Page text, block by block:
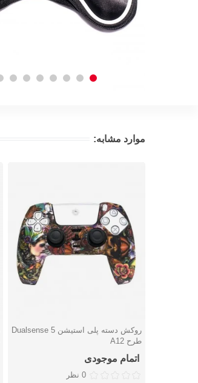
موارد مشابه:
دوست داشتن
روکش دسته پلی استیشن 5 Dualsense
طرح A12
اتمام موجودی
0 نظر